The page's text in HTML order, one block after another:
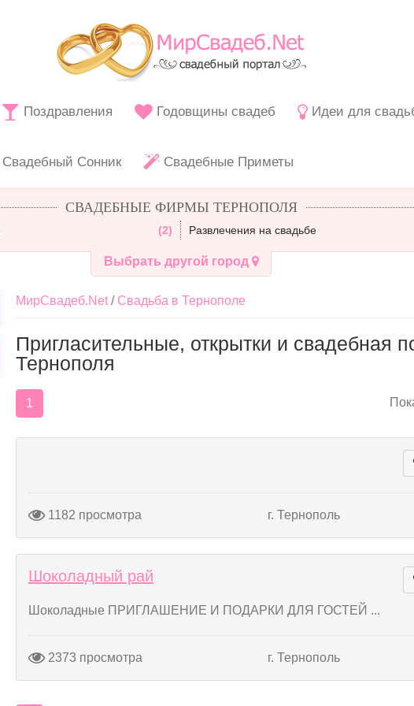
Поздравления Годовщины свадеб Идеи для
Свадебный Сонник Свадебные Приметы
СВАДЕБНЫЕ ФИРМЫ ТЕРНОПОЛЯ
(2) Развлечения на свадьбе
Выбрать другой город
МирСвадеб.Net Свадьба в Тернополе
Пригласительные, открытки и свадебная
Тернополя
1
1182 просмотра г. Тернополь
Шоколадный рай
Шоколадные ПРИГЛАШЕНИЕ И ПОДАРКИ ДЛЯ ГОСТЕЙ ...
2373 просмотра г. Тернополь